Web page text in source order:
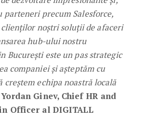
parteneri precum Salesforce,
noștri soluții de afaceri
hub-ului nostru
București este un pas strategic
companiei și așteptăm cu
creștem echipa noastră locală
Yordan Ginev, Chief HR and
Officer al DIGITALL